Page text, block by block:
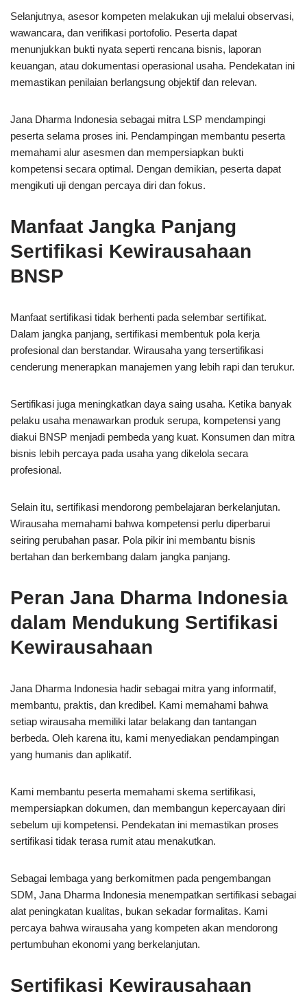
Selanjutnya, asesor kompeten melakukan uji melalui observasi,
wawancara, dan verifikasi portofolio. Peserta dapat
menunjukkan bukti nyata seperti rencana bisnis, laporan
keuangan, atau dokumentasi operasional usaha. Pendekatan ini
memastikan penilaian berlangsung objektif dan relevan.
Jana Dharma Indonesia sebagai mitra LSP mendampingi
peserta selama proses ini. Pendampingan membantu peserta
memahami alur asesmen dan mempersiapkan bukti
kompetensi secara optimal. Dengan demikian, peserta dapat
mengikuti uji dengan percaya diri dan fokus.
Manfaat Jangka Panjang
Sertifikasi Kewirausahaan
BNSP
Manfaat sertifikasi tidak berhenti pada selembar sertifikat.
Dalam jangka panjang, sertifikasi membentuk pola kerja
profesional dan berstandar. Wirausaha yang tersertifikasi
cenderung menerapkan manajemen yang lebih rapi dan terukur.
Sertifikasi juga meningkatkan daya saing usaha. Ketika banyak
pelaku usaha menawarkan produk serupa, kompetensi yang
diakui BNSP menjadi pembeda yang kuat. Konsumen dan mitra
bisnis lebih percaya pada usaha yang dikelola secara
profesional.
Selain itu, sertifikasi mendorong pembelajaran berkelanjutan.
Wirausaha memahami bahwa kompetensi perlu diperbarui
seiring perubahan pasar. Pola pikir ini membantu bisnis
bertahan dan berkembang dalam jangka panjang.
Peran Jana Dharma Indonesia
dalam Mendukung Sertifikasi
Kewirausahaan
Jana Dharma Indonesia hadir sebagai mitra yang informatif,
membantu, praktis, dan kredibel. Kami memahami bahwa
setiap wirausaha memiliki latar belakang dan tantangan
berbeda. Oleh karena itu, kami menyediakan pendampingan
yang humanis dan aplikatif.
Kami membantu peserta memahami skema sertifikasi,
mempersiapkan dokumen, dan membangun kepercayaan diri
sebelum uji kompetensi. Pendekatan ini memastikan proses
sertifikasi tidak terasa rumit atau menakutkan.
Sebagai lembaga yang berkomitmen pada pengembangan
SDM, Jana Dharma Indonesia menempatkan sertifikasi sebagai
alat peningkatan kualitas, bukan sekadar formalitas. Kami
percaya bahwa wirausaha yang kompeten akan mendorong
pertumbuhan ekonomi yang berkelanjutan.
Sertifikasi Kewirausahaan